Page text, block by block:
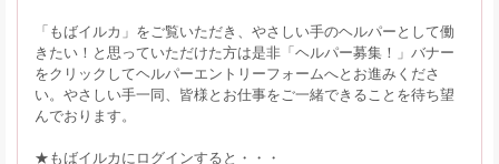
「もばイルカ」をご覧いただき、やさしい手のヘルパーとして働
きたい！と思っていただけた方は是非「ヘルパー募集！」バナー
をクリックしてヘルパーエントリーフォームへとお進みくださ
い。やさしい手一同、皆様とお仕事をご一緒できることを待ち望
んでおります。
★もばイルカにログインすると・・・